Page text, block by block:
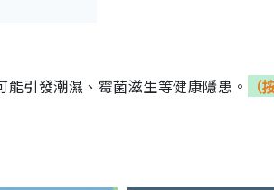
引發潮濕、霉菌滋生等健康隱患。
（